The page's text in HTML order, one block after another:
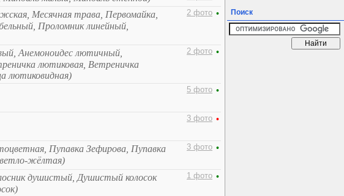
Месячная трава, Первомайка,
Проломник линейный,
2 фото •
Анемоноидес лютичный,
лютиковая, Ветреничка
лютиковидная)
2 фото •
5 фото •
3 фото •
Пупавка Зефирова, Пупавка
жёлтая)
3 фото •
душистый, Душистый колосок
1 фото •
Поиск